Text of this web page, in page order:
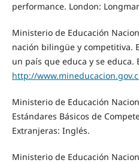
performance. London:
Ministerio de Educación
nación bilingüe y competitiva.
un país que educa y se educa.
http://
Ministerio de Educación
Estándares Básicos de
Extranjeras: Inglés.
Ministerio de Educación